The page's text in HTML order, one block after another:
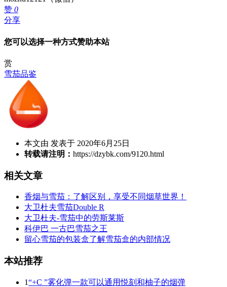
赞 0
分享
您可以选择一种方式赞助本站
赏
雪茄品鉴
本文由 发表于 2020年6月25日
转载请注明： https://dzybk.com/9120.html
相关文章
香烟与雪茄：了解区别，享受不同烟草世界！
大卫杜夫雪茄Double R
大卫杜夫-雪茄中的劳斯莱斯
科伊巴 一古巴雪茄之王
留心雪茄的包装盒了解雪茄盒的内部情况
本站推荐
1“+C ”雾化弹一款可以通用悦刻和柚子的烟弹